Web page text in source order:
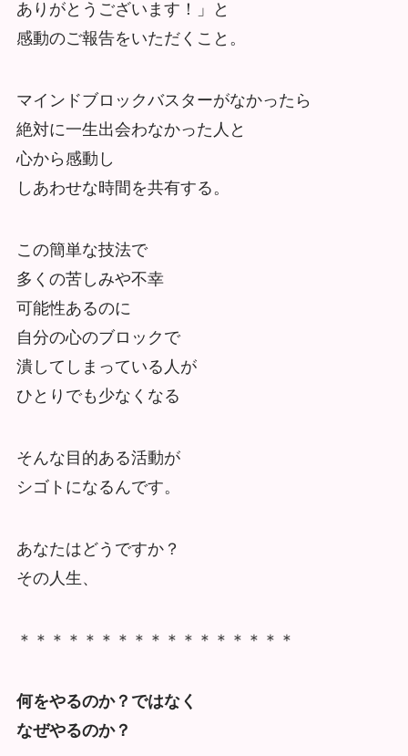
ありがとうございます！」と
感動のご報告をいただくこと。
マインドブロックバスターがなかったら
絶対に一生出会わなかった人と
心から感動し
しあわせな時間を共有する。
この簡単な技法で
多くの苦しみや不幸
可能性あるのに
自分の心のブロックで
潰してしまっている人が
ひとりでも少なくなる
そんな目的ある活動が
シゴトになるんです。
あなたはどうですか？
その人生、
＊＊＊＊＊＊＊＊＊＊＊＊＊＊＊＊＊
何をやるのか？ではなく
なぜやるのか？